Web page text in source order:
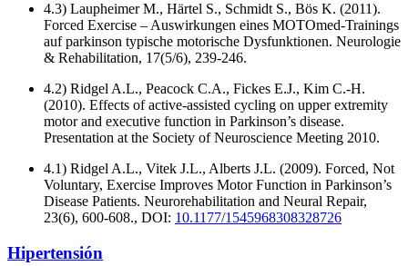
4.3) Laupheimer M., Härtel S., Schmidt S., Bös K. (2011).
Forced Exercise – Auswirkungen eines MOTOmed-Trainings
auf parkinson typische motorische Dysfunktionen. Neurologie
& Rehabilitation, 17(5/6), 239-246.
4.2) Ridgel A.L., Peacock C.A., Fickes E.J., Kim C.-H.
(2010). Effects of active-assisted cycling on upper extremity
motor and executive function in Parkinson’s disease.
Presentation at the Society of Neuroscience Meeting 2010.
4.1) Ridgel A.L., Vitek J.L., Alberts J.L. (2009). Forced, Not
Voluntary, Exercise Improves Motor Function in Parkinson’s
Disease Patients. Neurorehabilitation and Neural Repair,
23(6), 600-608., DOI: 10.1177/1545968308328726
Hipertensión